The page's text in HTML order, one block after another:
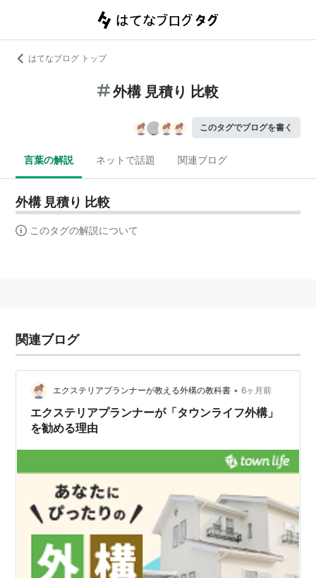
はてなブログ トップ
外構 見積り 比較
このタグでブログを書く
言葉の解説 ネットで話題 関連ブログ
外構 見積り 比較
このタグの解説について
関連ブログ
エクステリアプランナーが教える外構の教科書 • 6ヶ月前
エクステリアプランナーが「タウンライフ外構」
を勧める理由